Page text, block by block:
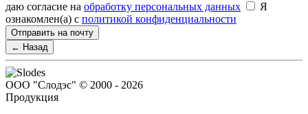
даю согласие на обработку персональных данных
Я
ознакомлен(а) с политикой конфиденциальности
Отправить на почту
← Назад
ООО "Слодэс" © 2000 - 2026
Продукция